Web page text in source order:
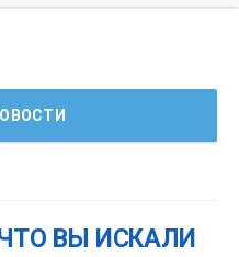
ВЫ ИСКАЛИ